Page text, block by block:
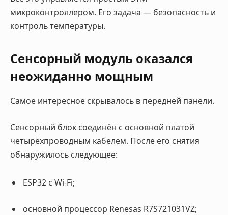
микроконтроллером. Его задача — безопасность и
контроль температуры.
Сенсорный модуль оказался
неожиданно мощным
Самое интересное скрывалось в передней панели.
Сенсорный блок соединён с основной платой
четырёхпроводным кабелем. После его снятия
обнаружилось следующее:
ESP32 с Wi-Fi;
основной процессор Renesas R7S721031VZ;